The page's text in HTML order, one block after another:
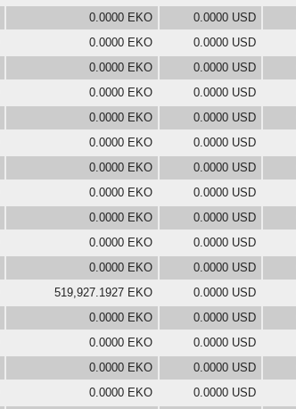
0.0000 EKO 0.0000 USD
0.0000 EKO 0.0000 USD
0.0000 EKO 0.0000 USD
0.0000 EKO 0.0000 USD
0.0000 EKO 0.0000 USD
0.0000 EKO 0.0000 USD
0.0000 EKO 0.0000 USD
0.0000 EKO 0.0000 USD
0.0000 EKO 0.0000 USD
0.0000 EKO 0.0000 USD
0.0000 EKO 0.0000 USD
519,927.1927 EKO 0.0000 USD
0.0000 EKO 0.0000 USD
0.0000 EKO 0.0000 USD
0.0000 EKO 0.0000 USD
0.0000 EKO 0.0000 USD